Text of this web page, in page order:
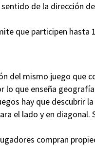
de la dirección
que participen hasta
del mismo juego que
lo que enseña
hay que descubrir
el lado y en diagonal.
compran